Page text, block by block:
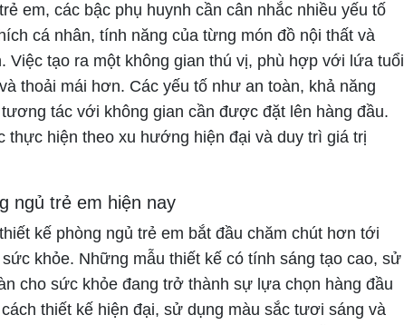
em, các bậc phụ huynh cần cân nhắc nhiều yếu tố
cá nhân, tính năng của từng món đồ nội thất và
Việc tạo ra một không gian thú vị, phù hợp với lứa tuổi
thoải mái hơn. Các yếu tố như an toàn, khả năng
tác với không gian cần được đặt lên hàng đầu.
thực hiện theo xu hướng hiện đại và duy trì giá trị
ngủ trẻ em hiện nay
kế phòng ngủ trẻ em bắt đầu chăm chút hơn tới
khỏe. Những mẫu thiết kế có tính sáng tạo cao, sử
cho sức khỏe đang trở thành sự lựa chọn hàng đầu
thiết kế hiện đại, sử dụng màu sắc tươi sáng và